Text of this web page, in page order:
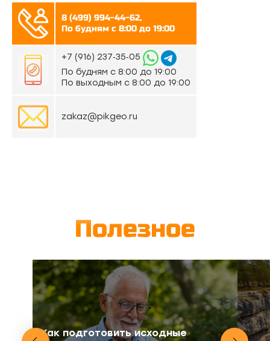
8 (499) 994-44-62,
По будням с 8:00 до 19:00
‪+7 (916) 237‑35‑05‬
По будням с 8:00 до 19:00
По выходным с 8:00 до 19:00
zakaz@pikgeo.ru
Полезное
Как подготовить исходные